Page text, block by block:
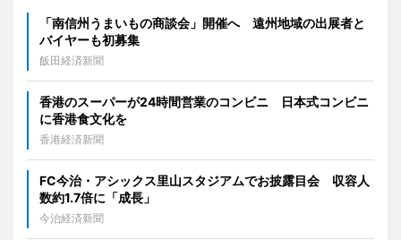
「南信州うまいもの商談会」開催へ 遠州地域の出展者と
バイヤーも初募集
飯田経済新聞
香港のスーパーが24時間営業のコンビニ 日本式コンビニ
に香港食文化を
香港経済新聞
FC今治・アシックス里山スタジアムでお披露目会 収容人
数約1.7倍に「成長」
今治経済新聞